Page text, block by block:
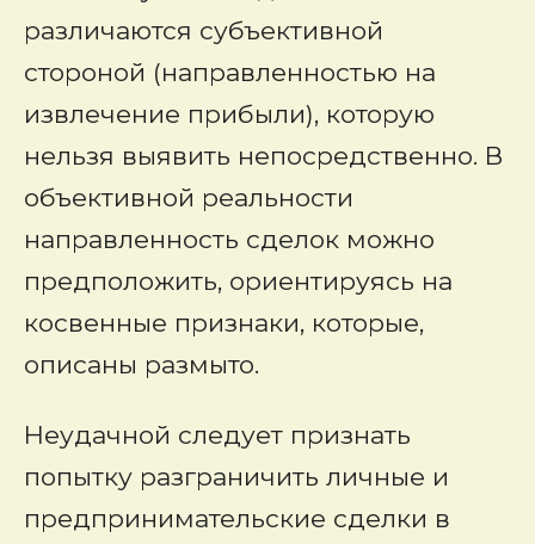
различаются субъективной
стороной (направленностью на
извлечение прибыли), которую
нельзя выявить непосредственно. В
объективной реальности
направленность сделок можно
предположить, ориентируясь на
косвенные признаки, которые,
описаны размыто.
Неудачной следует признать
попытку разграничить личные и
предпринимательские сделки в